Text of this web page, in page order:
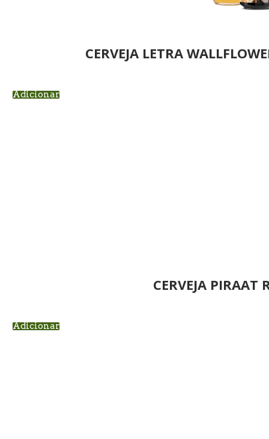
CERVEJA LETRA
Adicionar
CERVEJA PIRAAT
Adicionar